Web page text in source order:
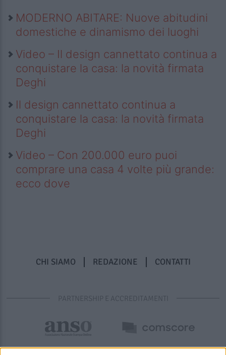
MODERNO ABITARE: Nuove abitudini
domestiche e dinamismo dei luoghi
Video – Il design cannettato continua a
conquistare la casa: la novità firmata
Deghi
Il design cannettato continua a
conquistare la casa: la novità firmata
Deghi
Video – Con 200.000 euro puoi
comprare una casa 4 volte più grande:
ecco dove
CHI SIAMO REDAZIONE CONTATTI
PARTNERSHIP E ACCREDITAMENTI